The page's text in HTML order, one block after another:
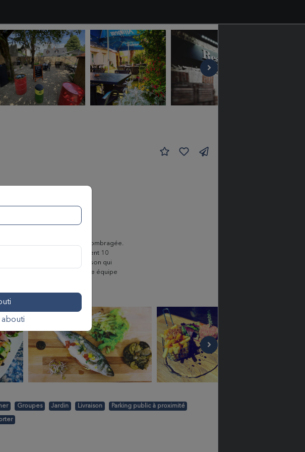
votre recherche
et sa grande terrasse ombragée.
la ville d'Ingré et à seulement 10
carte avec des plats fait maison qui
pour vous divertir. Enfin, une équipe
Groupes Jardin Livraison Parking public à proximité
abouti